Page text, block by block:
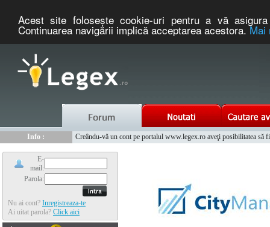
Acest site foloseşte cookie-uri pentru a vă
Continuarea navigării implică acceptarea acestora.Mai
Info :
Creându-vă un cont pe portalul www.legex.ro aveţi posibilitatea
Info :
www.tntauto.ro - Managementul Integrat al Parcului Auto
E-
mail:
Parola:
Nu ai cont? Inregistreaza-te
Ai uitat parola? Click aici